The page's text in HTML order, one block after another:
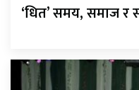
‘धित’ समय, समाज र